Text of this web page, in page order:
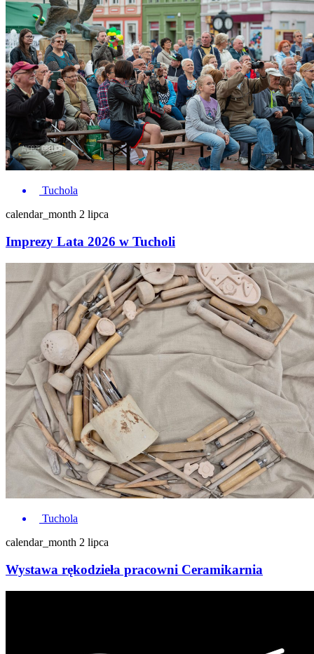
Tuchola
calendar_month 2 lipca
Imprezy Lata 2026 w Tucholi
Tuchola
calendar_month 2 lipca
Wystawa rękodzieła pracowni Ceramikarnia